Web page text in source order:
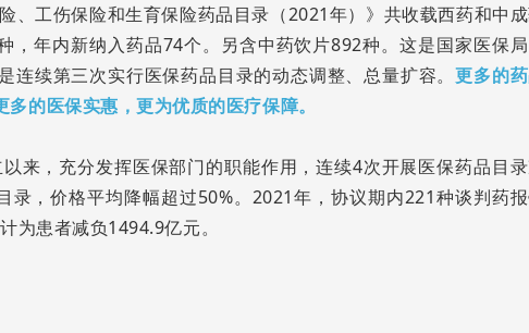
、工伤保险和生育保险药品目录（2021年）》共收载西药和中
年内新纳入药品74个。另含中药饮片892种。这是国家医保局
连续第三次实行医保药品目录的动态调整、总量扩容。更多的
的医保实惠，更为优质的医疗保障。
来，充分发挥医保部门的职能作用，连续4次开展医保药品目
录，价格平均降幅超过50%。2021年，协议期内221种谈判药
为患者减负1494.9亿元。